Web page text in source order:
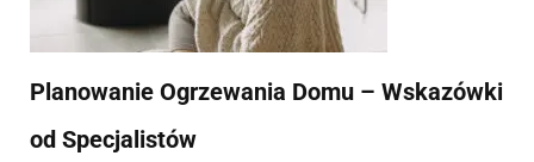
Planowanie Ogrzewania Domu – Wskazówki
od Specjalistów